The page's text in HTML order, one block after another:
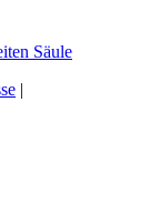
Säule
|